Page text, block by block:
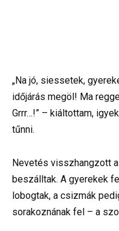
„Na jó, siessetek,
időjárás megöl! Ma
Grrr…!” – kiáltottam,
tűnni.
Nevetés visszhangzott
beszálltak. A gyerekek
lobogtak, a csizmák
sorakoznának fel – a